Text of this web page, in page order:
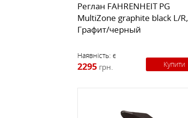
Реглан FAHRENHEIT PG
MultiZone graphite black L/R,
Графит/черный
Наявність: є
2295 грн. Купити